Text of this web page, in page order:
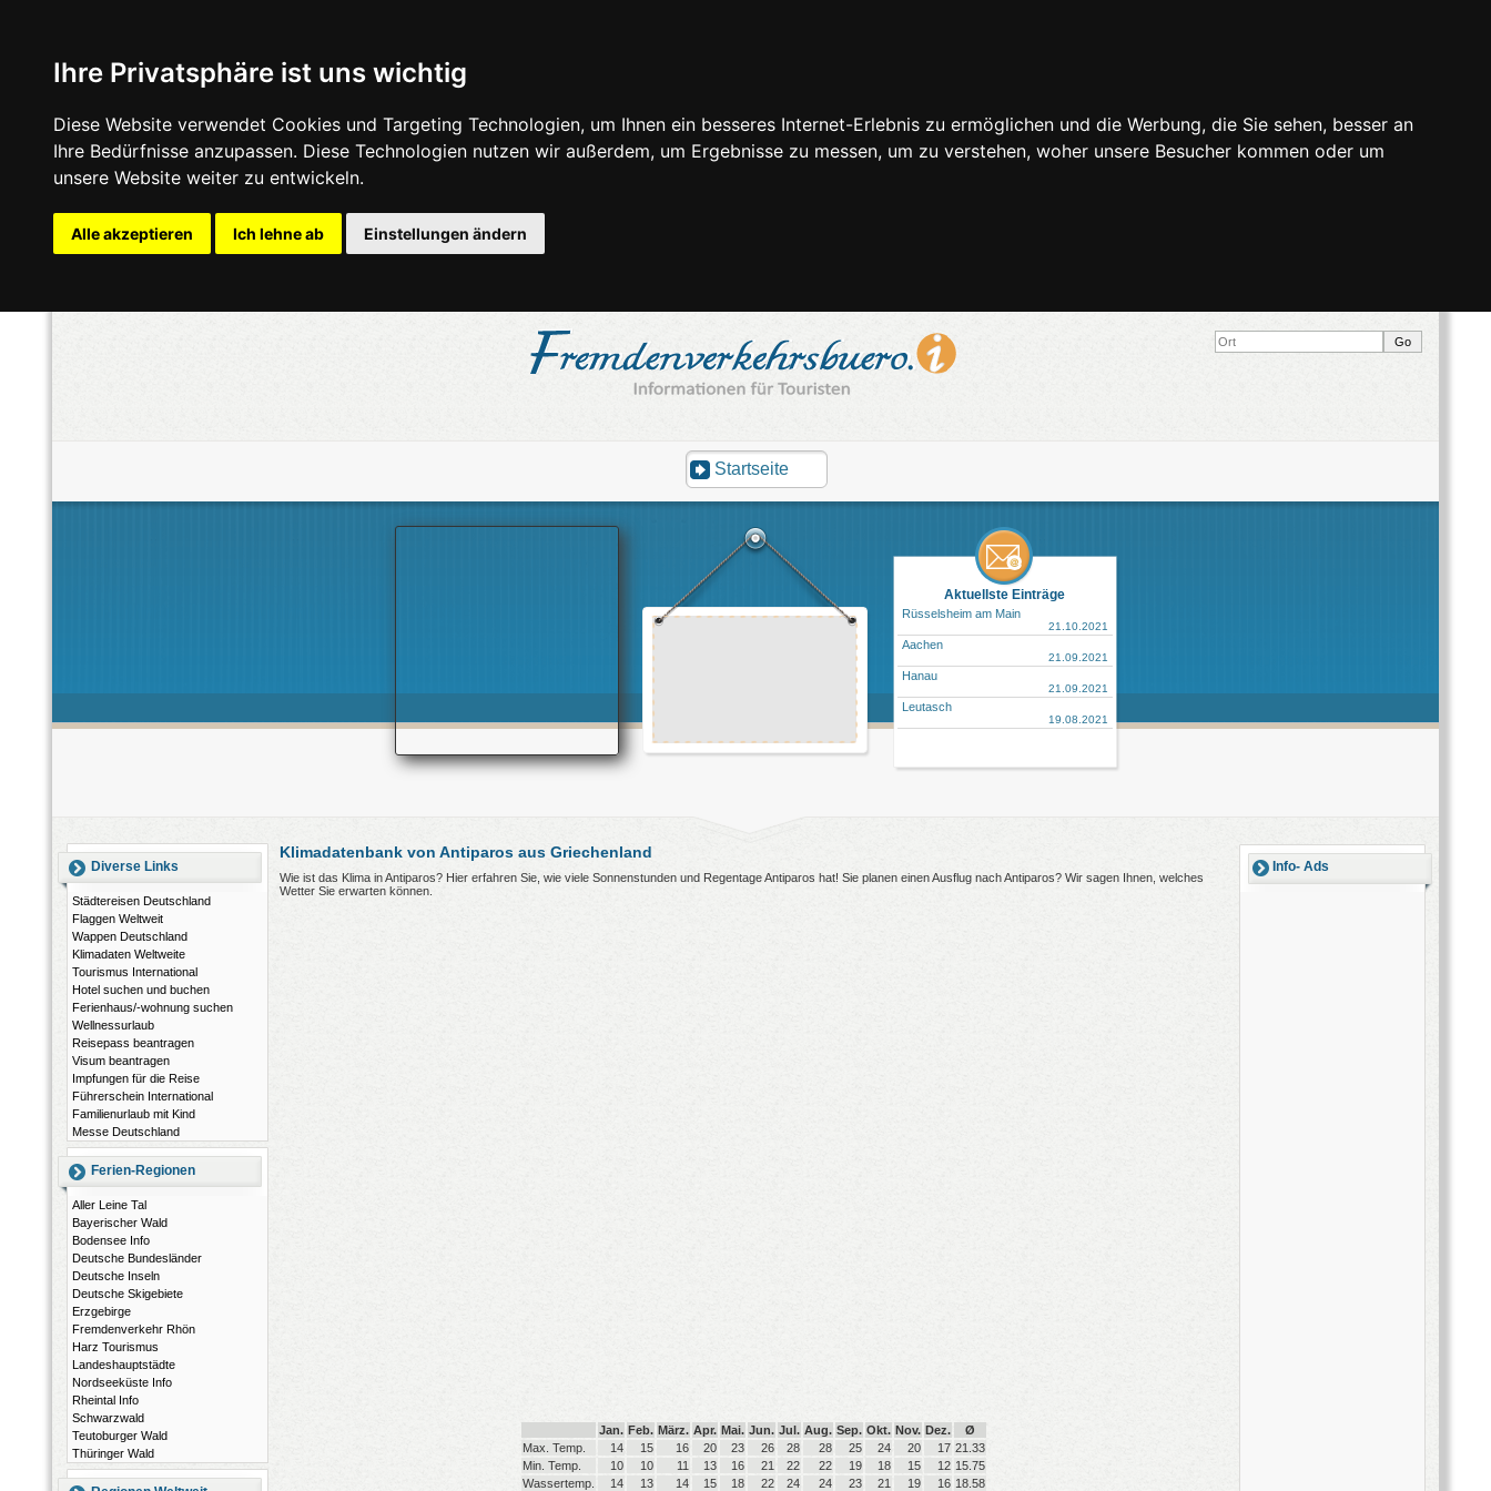
Ihre Privatsphäre ist uns wichtig
Diese Website verwendet Cookies und Targeting Technologien, um Ihnen ein besseres Internet-Erlebnis zu ermöglichen und die Werbung, die Sie sehen, besser an
Ihre Bedürfnisse anzupassen. Diese Technologien nutzen wir außerdem, um Ergebnisse zu messen, um zu verstehen, woher unsere Besucher kommen oder um
unsere Website weiter zu entwickeln.
Alle akzeptieren Ich lehne ab Einstellungen ändern
Startseite
Aktuellste Einträge
Rüsselsheim am Main
21.10.2021
Aachen
21.09.2021
Hanau
21.09.2021
Leutasch
19.08.2021
Diverse Links
Städtereisen Deutschland
Flaggen Weltweit
Wappen Deutschland
Klimadaten Weltweite
Tourismus International
Hotel suchen und buchen
Ferienhaus/-wohnung suchen
Wellnessurlaub
Reisepass beantragen
Visum beantragen
Impfungen für die Reise
Führerschein International
Familienurlaub mit Kind
Messe Deutschland
Ferien-Regionen
Aller Leine Tal
Bayerischer Wald
Bodensee Info
Deutsche Bundesländer
Deutsche Inseln
Deutsche Skigebiete
Erzgebirge
Fremdenverkehr Rhön
Harz Tourismus
Landeshauptstädte
Nordseeküste Info
Rheintal Info
Schwarzwald
Teutoburger Wald
Thüringer Wald
Info- Ads
Klimadatenbank von Antiparos aus Griechenland
Wie ist das Klima in Antiparos? Hier erfahren Sie, wie viele Sonnenstunden und Regentage Antiparos hat! Sie planen einen Ausflug nach Antiparos? Wir sagen Ihnen, welches
Wetter Sie erwarten können.
Jan. Feb. März. Apr. Mai. Jun. Jul. Aug. Sep. Okt. Nov. Dez.
Ø
Max. Temp.
14 15 16 20 23 26 28 28 25 24 20 17 21.33
Min. Temp.
10 10 11 13 16 21 22 22 19 18 15 12 15.75
Wassertemp.
14 13 14 15 18 22 24 24 23 21 19 16 18.58